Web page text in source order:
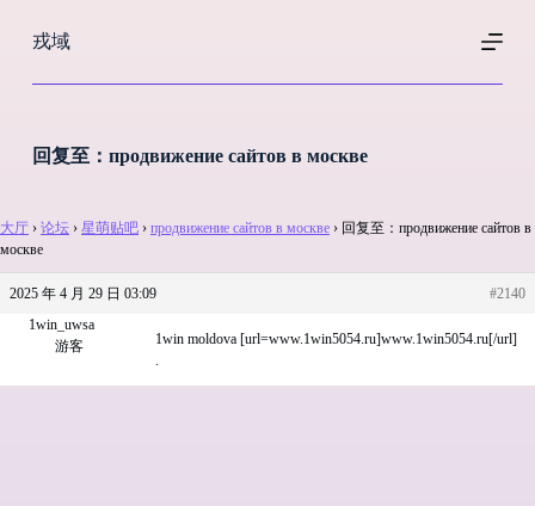
过
戎域
回复至：продвижение сайтов в москве
大厅 › 论坛 › 星萌贴吧 › продвижение сайтов в москве › 回复至：продвижение сайтов в
москве
2025 年 4 月 29 日 03:09
#2140
1win_uwsa
游客
1win moldova [url=www.1win5054.ru]www.1win5054.ru[/url]
.